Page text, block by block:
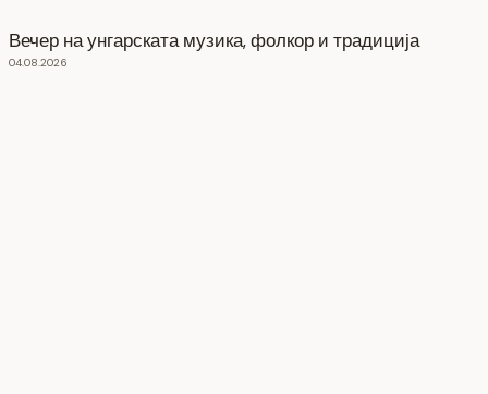
Вечер на унгарската музика, фолкор и традиција
04.08.2026